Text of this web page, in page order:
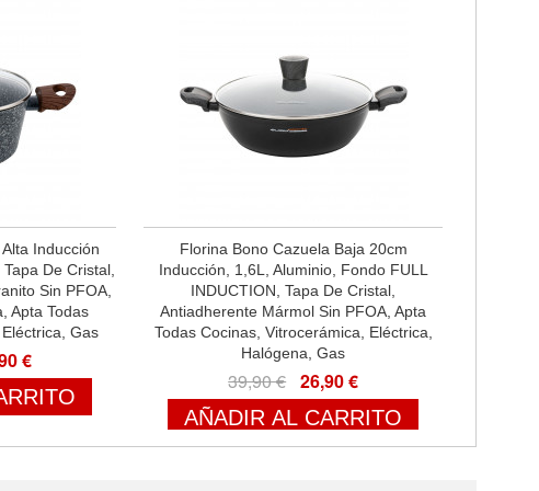
Inducción
De Cristal,
Sin PFOA,
Apta Todas
Gas
€
Florina Bono Cazuela Baja 20cm
Inducción, 1,6L, Aluminio, Fondo FULL
INDUCTION, Tapa De Cristal,
Antiadherente Mármol Sin PFOA, Apta
Todas Cocinas, Vitrocerámica, Eléctrica,
Halógena, Gas
39,90 € 26,90 €
AÑADIR AL CARRITO